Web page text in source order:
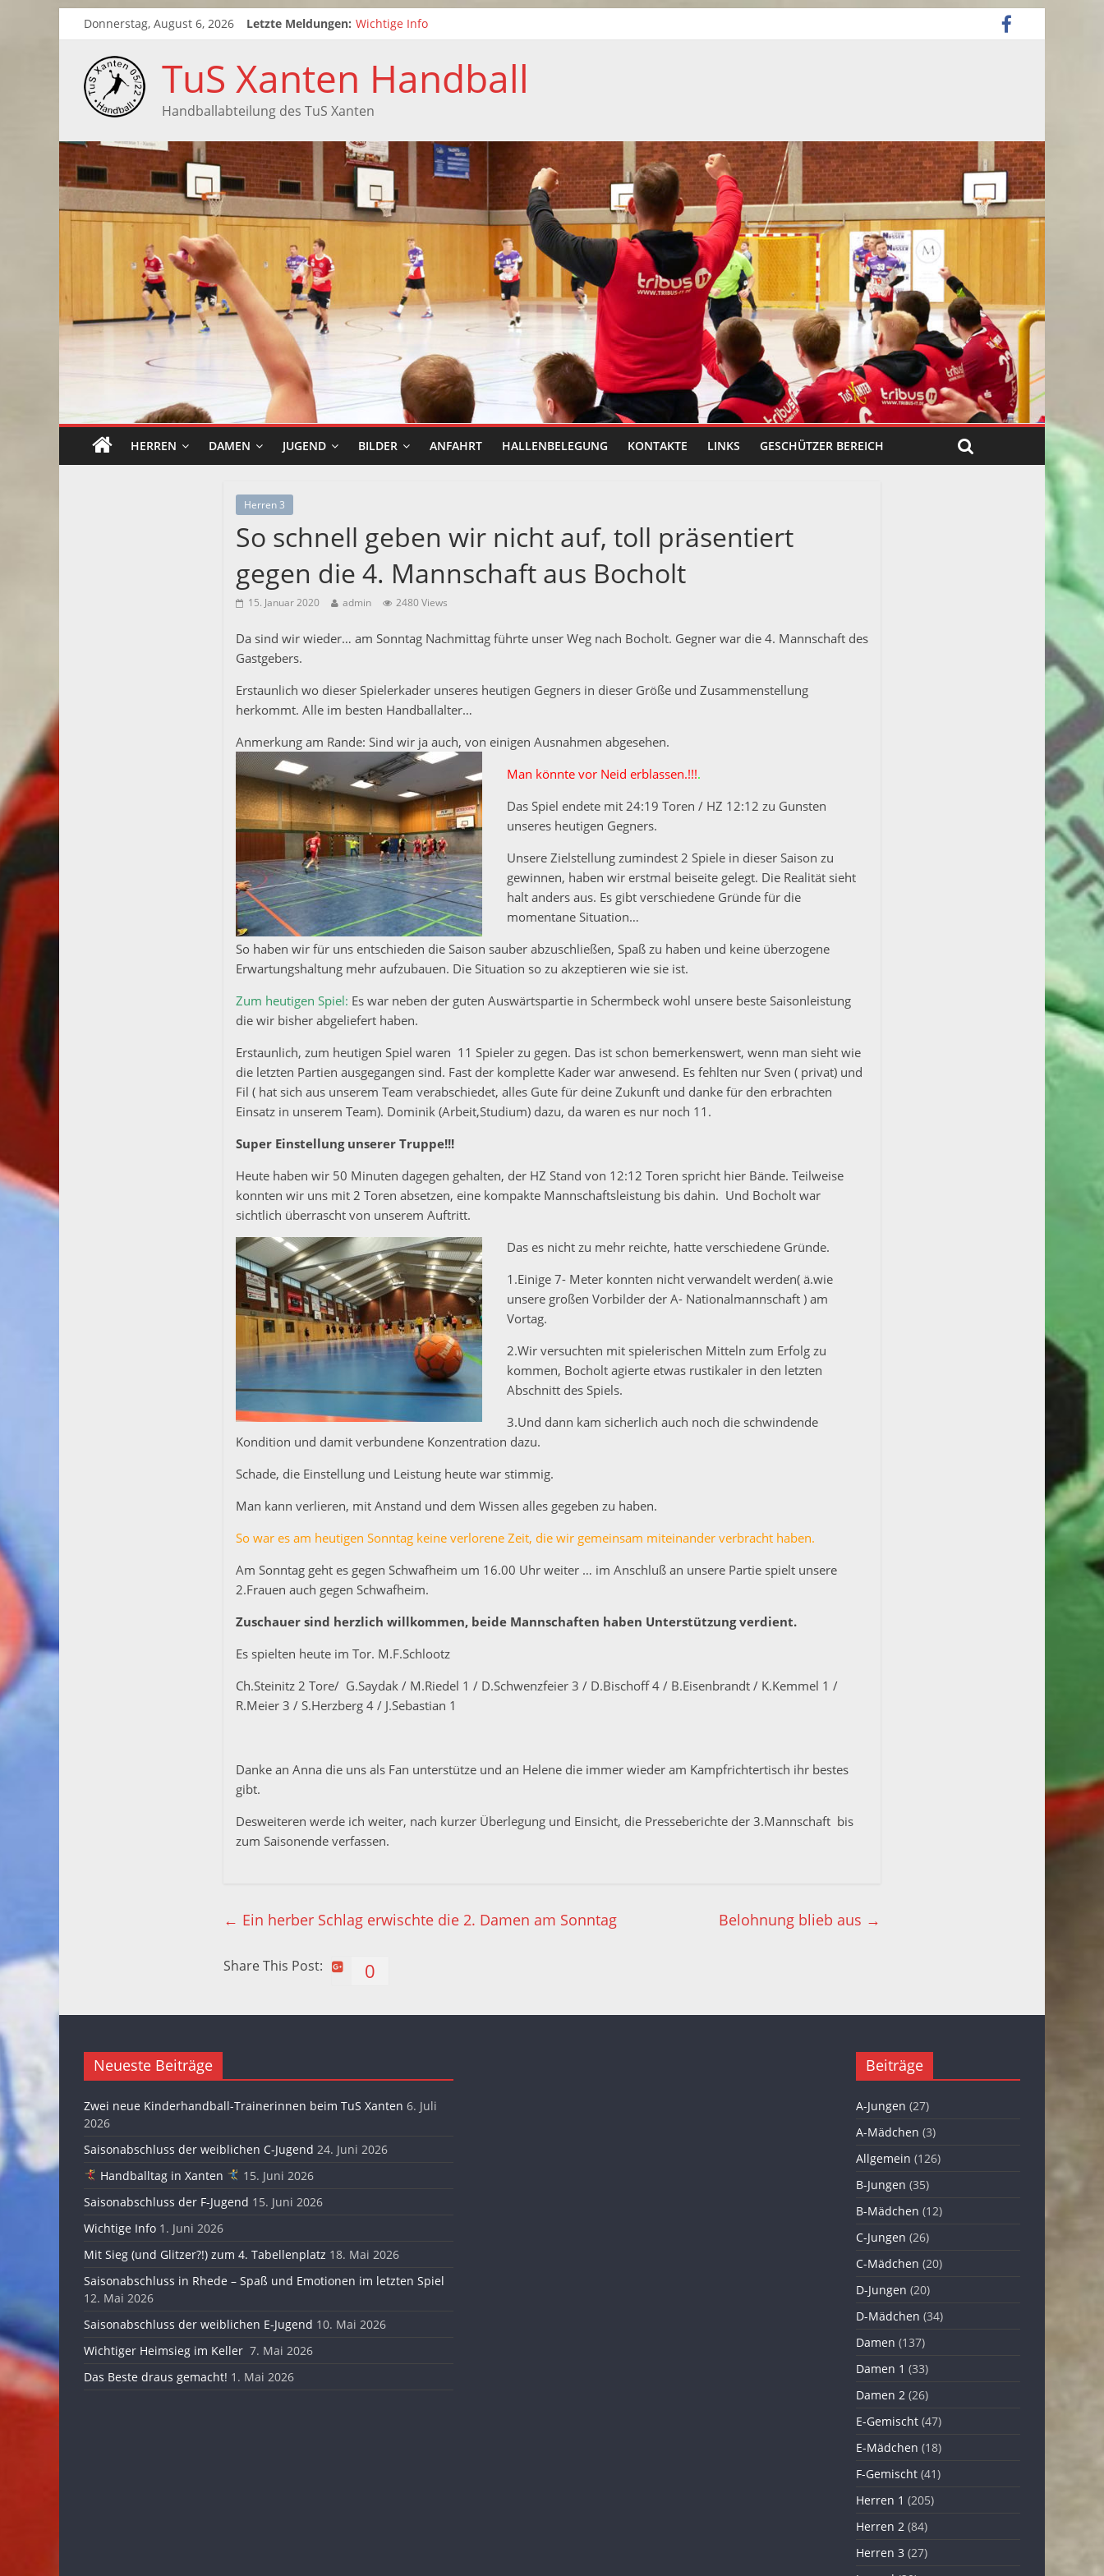
Donnerstag, August 6, 2026 Letzte Meldungen: Wichtige Info
Zwei neue Kinderhandball-Trainerinnen beim TuS Xanten
Handballtag in Xanten
Saisonabschluss der F-Jugend
TuS Xanten Handball
Handballabteilung des TuS Xanten
HERREN DAMEN JUGEND BILDER ANFAHRT HALLENBELEGUNG KONTAKTE LINKS GESCHÜTZER BEREICH
Herren 3
So schnell geben wir nicht auf, toll präsentiert
gegen die 4. Mannschaft aus Bocholt
15. Januar 2020 admin 2480 Views
Da sind wir wieder… am Sonntag Nachmittag führte unser Weg nach Bocholt. Gegner war die 4. Mannschaft des
Gastgebers.
Erstaunlich wo dieser Spielerkader unseres heutigen Gegners in dieser Größe und Zusammenstellung
herkommt. Alle im besten Handballalter…
Anmerkung am Rande: Sind wir ja auch, von einigen Ausnahmen abgesehen.
Man könnte vor Neid erblassen.!!!.
Das Spiel endete mit 24:19 Toren / HZ 12:12 zu Gunsten
unseres heutigen Gegners.
Unsere Zielstellung zumindest 2 Spiele in dieser Saison zu
gewinnen, haben wir erstmal beiseite gelegt. Die Realität sieht
halt anders aus. Es gibt verschiedene Gründe für die
momentane Situation…
So haben wir für uns entschieden die Saison sauber abzuschließen, Spaß zu haben und keine überzogene
Erwartungshaltung mehr aufzubauen. Die Situation so zu akzeptieren wie sie ist.
Zum heutigen Spiel: Es war neben der guten Auswärtspartie in Schermbeck wohl unsere beste Saisonleistung
die wir bisher abgeliefert haben.
Erstaunlich, zum heutigen Spiel waren 11 Spieler zu gegen. Das ist schon bemerkenswert, wenn man sieht wie
die letzten Partien ausgegangen sind. Fast der komplette Kader war anwesend. Es fehlten nur Sven ( privat) und
Fil ( hat sich aus unserem Team verabschiedet, alles Gute für deine Zukunft und danke für den erbrachten
Einsatz in unserem Team). Dominik (Arbeit,Studium) dazu, da waren es nur noch 11.
Super Einstellung unserer Truppe!!!
Heute haben wir 50 Minuten dagegen gehalten, der HZ Stand von 12:12 Toren spricht hier Bände. Teilweise
konnten wir uns mit 2 Toren absetzen, eine kompakte Mannschaftsleistung bis dahin. Und Bocholt war
sichtlich überrascht von unserem Auftritt.
Das es nicht zu mehr reichte, hatte verschiedene Gründe.
1.Einige 7- Meter konnten nicht verwandelt werden( ä.wie
unsere großen Vorbilder der A- Nationalmannschaft ) am
Vortag.
2.Wir versuchten mit spielerischen Mitteln zum Erfolg zu
kommen, Bocholt agierte etwas rustikaler in den letzten
Abschnitt des Spiels.
3.Und dann kam sicherlich auch noch die schwindende
Kondition und damit verbundene Konzentration dazu.
Schade, die Einstellung und Leistung heute war stimmig.
Man kann verlieren, mit Anstand und dem Wissen alles gegeben zu haben.
So war es am heutigen Sonntag keine verlorene Zeit, die wir gemeinsam miteinander verbracht haben.
Am Sonntag geht es gegen Schwafheim um 16.00 Uhr weiter … im Anschluß an unsere Partie spielt unsere
2.Frauen auch gegen Schwafheim.
Zuschauer sind herzlich willkommen, beide Mannschaften haben Unterstützung verdient.
Es spielten heute im Tor. M.F.Schlootz
Ch.Steinitz 2 Tore/ G.Saydak / M.Riedel 1 / D.Schwenzfeier 3 / D.Bischoff 4 / B.Eisenbrandt / K.Kemmel 1 /
R.Meier 3 / S.Herzberg 4 / J.Sebastian 1
Danke an Anna die uns als Fan unterstütze und an Helene die immer wieder am Kampfrichtertisch ihr bestes
gibt.
Desweiteren werde ich weiter, nach kurzer Überlegung und Einsicht, die Presseberichte der 3.Mannschaft bis
zum Saisonende verfassen.
← Ein herber Schlag erwischte die 2. Damen am Sonntag Belohnung blieb aus →
Share This Post: 0
Neueste Beiträge
Zwei neue Kinderhandball-Trainerinnen beim TuS Xanten 6. Juli
2026
Saisonabschluss der weiblichen C-Jugend 24. Juni 2026
Handballtag in Xanten
15. Juni 2026
Saisonabschluss der F-Jugend 15. Juni 2026
Wichtige Info 1. Juni 2026
Mit Sieg (und Glitzer?!) zum 4. Tabellenplatz 18. Mai 2026
Saisonabschluss in Rhede – Spaß und Emotionen im letzten Spiel
12. Mai 2026
Saisonabschluss der weiblichen E-Jugend 10. Mai 2026
Wichtiger Heimsieg im Keller 7. Mai 2026
Das Beste draus gemacht! 1. Mai 2026
Beiträge
A-Jungen (27)
A-Mädchen (3)
Allgemein (126)
B-Jungen (35)
B-Mädchen (12)
C-Jungen (26)
C-Mädchen (20)
D-Jungen (20)
D-Mädchen (34)
Damen (137)
Damen 1 (33)
Damen 2 (26)
E-Gemischt (47)
E-Mädchen (18)
F-Gemischt (41)
Herren 1 (205)
Herren 2 (84)
Herren 3 (27)